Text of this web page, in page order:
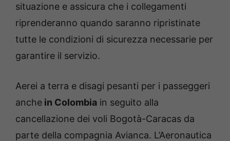
situazione e assicura che i collegamenti
riprenderanno quando saranno ripristinate
tutte le condizioni di sicurezza necessarie per
garantire il servizio.
Aerei a terra e disagi pesanti per i passeggeri
anche in Colombia in seguito alla
cancellazione dei voli Bogotà-Caracas da
parte della compagnia Avianca. L’Aeronautica